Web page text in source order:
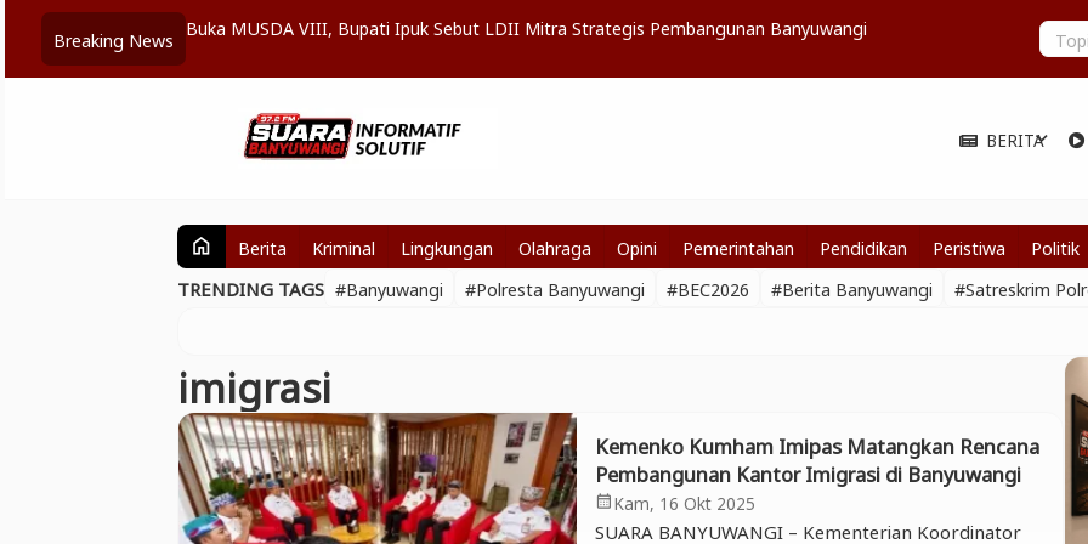
Breaking News
Kolaborasi Buka MUSDA VIII, Bupati Ipuk Sebut LDII Mitra Strategis Pembangunan Banyuwangi Angin
BERITA
expand_more
home Berita Kriminal Lingkungan Olahraga Opini Pemerintahan Pendidikan Peristiwa Politik
TRENDING TAGS #Banyuwangi #Polresta Banyuwangi #BEC2026 #Berita Banyuwangi #Satreskrim
imigrasi
Kemenko Kumham Imipas Matangkan Rencana
Pembangunan Kantor Imigrasi di Banyuwangi
calendar_monthKam, 16 Okt 2025
SUARA BANYUWANGI – Kementerian Koordinator